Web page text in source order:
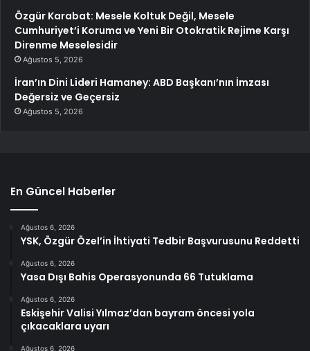
Özgür Karabat: Mesele Koltuk Değil, Mesele
Cumhuriyet’i Koruma ve Yeni Bir Otokratik Rejime Karşı
Direnme Meselesidir
Ağustos 5, 2026
İran’ın Dini Lideri Hamaney: ABD Başkanı’nın İmzası
Değersiz ve Geçersiz
Ağustos 5, 2026
En Güncel Haberler
Ağustos 6, 2026
YSK, Özgür Özel’in İhtiyati Tedbir Başvurusunu Reddetti
Ağustos 6, 2026
Yasa Dışı Bahis Operasyonunda 66 Tutuklama
Ağustos 6, 2026
Eskişehir Valisi Yılmaz’dan bayram öncesi yola
çıkacaklara uyarı
Ağustos 6, 2026